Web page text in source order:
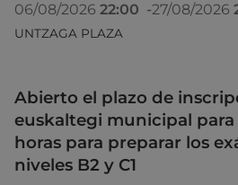
06/08/2026 22:00 -27/08/2026
UNTZAGA PLAZA
Abierto el plazo de
euskaltegi municipal para
horas para preparar los
niveles B2 y C1